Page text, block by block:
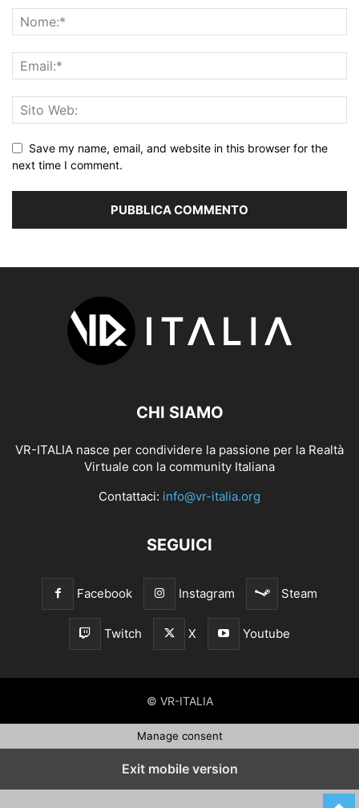
Save my name, email, and website in this browser for the
next time I comment.
CHI SIAMO
VR-ITALIA nasce per condividere la passione per la Realtà
Virtuale con la community Italiana
Contattaci: info@vr-italia.org
SEGUICI
Facebook Instagram Steam
Twitch X Youtube
© VR-ITALIA
Manage consent
Exit mobile version